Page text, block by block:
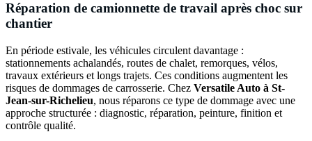
Réparation de camionnette de travail après choc sur
chantier
En période estivale, les véhicules circulent davantage :
stationnements achalandés, routes de chalet, remorques, vélos,
travaux extérieurs et longs trajets. Ces conditions augmentent les
risques de dommages de carrosserie. Chez Versatile Auto à St-
Jean-sur-Richelieu, nous réparons ce type de dommage avec une
approche structurée : diagnostic, réparation, peinture, finition et
contrôle qualité.